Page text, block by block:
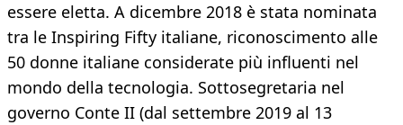
essere eletta. A dicembre 2018 è stata nominata
tra le Inspiring Fifty italiane, riconoscimento alle
50 donne italiane considerate più influenti nel
mondo della tecnologia. Sottosegretaria nel
governo Conte II (dal settembre 2019 al 13